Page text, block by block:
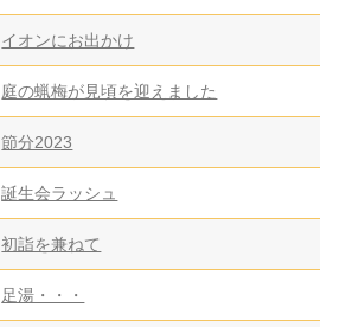
イオンにお出かけ
庭の蝋梅が見頃を迎えました
節分2023
誕生会ラッシュ
初詣を兼ねて
足湯・・・